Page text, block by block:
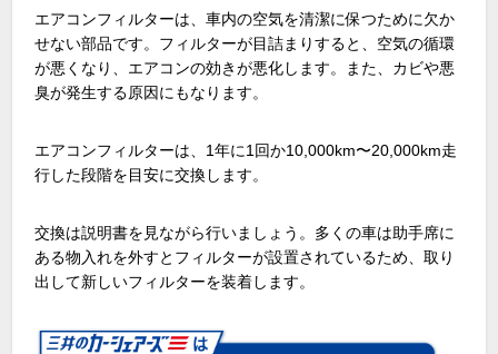
エアコンフィルターは、車内の空気を清潔に保つために欠か
せない部品です。フィルターが目詰まりすると、空気の循環
が悪くなり、エアコンの効きが悪化します。また、カビや悪
臭が発生する原因にもなります。
エアコンフィルターは、1年に1回か10,000km〜20,000km走
行した段階を目安に交換します。
交換は説明書を見ながら行いましょう。多くの車は助手席に
ある物入れを外すとフィルターが設置されているため、取り
出して新しいフィルターを装着します。